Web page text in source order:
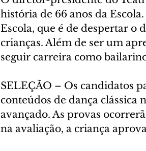
história de 66 anos da
Escola, que é de despertar o
crianças. Além de ser um
seguir carreira como
SELEÇÃO – Os candidatos
conteúdos de dança clássica
avançado. As provas
na avaliação, a criança